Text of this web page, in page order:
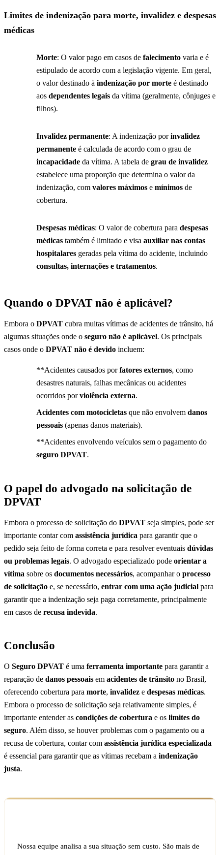
Limites de indenização para morte, invalidez e despesas
médicas
Morte: O valor pago em casos de falecimento varia e é
estipulado de acordo com a legislação vigente. Em geral,
o valor destinado à indenização por morte é destinado
aos dependentes legais da vítima (geralmente, cônjuges e
filhos).
Invalidez permanente: A indenização porinvalidez
permanente é calculada de acordo com o grau de
incapacidade da vítima. A tabela de grau de invalidez
estabelece uma proporção que determina o valor da
indenização, com valores máximos e mínimos de
cobertura.
Despesas médicas: O valor de cobertura para despesas
médicas também é limitado e visa auxiliar nas contas
hospitalares geradas pela vítima do acidente, incluindo
consultas, internações e tratamentos.
Quando o DPVAT não é aplicável?
Embora o DPVAT cubra muitas vítimas de acidentes de trânsito, há
algumas situações onde o seguro não é aplicável. Os principais
casos onde o DPVAT não é devido incluem:
**Acidentes causados porfatores externos, como
desastres naturais, falhas mecânicas ou acidentes
ocorridos porviolência externa.
Acidentes com motocicletas que não envolvem danos
pessoais (apenas danos materiais).
**Acidentes envolvendo veículos sem o pagamento do
seguro DPVAT.
O papel do advogado na solicitação de
DPVAT
Embora o processo de solicitação do DPVAT seja simples, pode ser
importante contar com assistência jurídica para garantir que o
pedido seja feito de forma correta e para resolver eventuais dúvidas
ou problemas legais. O advogado especializado pode orientar a
vítima sobre os documentos necessários, acompanhar o processo
de solicitação e, se necessário, entrar com uma ação judicial para
garantir que a indenização seja paga corretamente, principalmente
em casos de recusa indevida.
Conclusão
O Seguro DPVAT é uma ferramenta importante para garantir a
reparação de danos pessoais em acidentes de trânsito no Brasil,
oferecendo cobertura para morte, invalidez e despesas médicas.
Embora o processo de solicitação seja relativamente simples, é
importante entender as condições de cobertura e os limites do
seguro. Além disso, se houver problemas com o pagamento ou a
recusa de cobertura, contar com assistência jurídica especializada
é essencial para garantir que as vítimas recebam a indenização
justa.
Nossa equipe analisa a sua situação sem custo. São mais de